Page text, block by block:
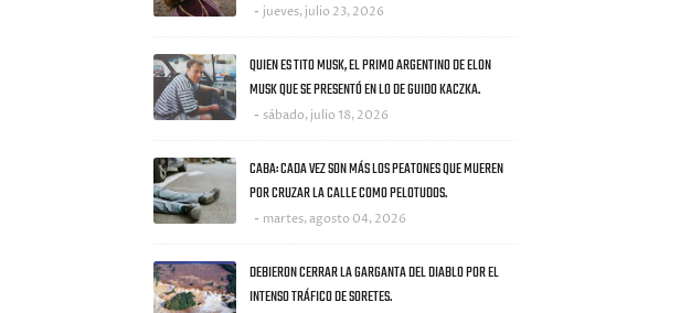
jueves, julio 23, 2026
QUIEN ES TITO MUSK, EL PRIMO ARGENTINO DE ELON
MUSK QUE SE PRESENTÓ EN LO DE GUIDO KACZKA.
sábado, julio 18, 2026
CABA: CADA VEZ SON MÁS LOS PEATONES QUE MUEREN
POR CRUZAR LA CALLE COMO PELOTUDOS.
martes, agosto 04, 2026
DEBIERON CERRAR LA GARGANTA DEL DIABLO POR EL
INTENSO TRÁFICO DE SORETES.